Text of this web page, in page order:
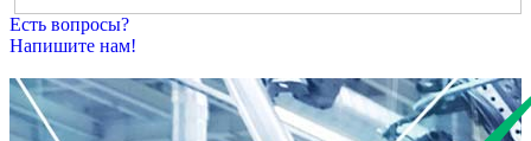
Есть вопросы?
Напишите нам!